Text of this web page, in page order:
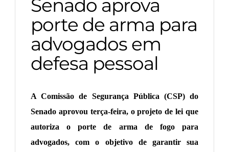
Senado aprova
porte de arma para
advogados em
defesa pessoal
A Comissão de Segurança Pública (CSP) do
Senado aprovou terça-feira, o projeto de lei que
autoriza o porte de arma de fogo para
advogados, com o objetivo de garantir sua